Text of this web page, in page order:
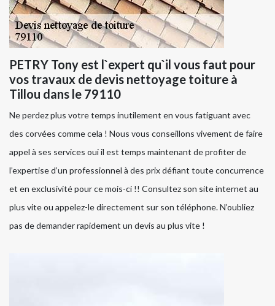
PETRY Tony est l`expert qu`il vous faut pour
vos travaux de devis nettoyage toiture à
Tillou dans le 79110
Ne perdez plus votre temps inutilement en vous fatiguant avec
des corvées comme cela ! Nous vous conseillons vivement de faire
appel à ses services oui il est temps maintenant de profiter de
l’expertise d’un professionnel à des prix défiant toute concurrence
et en exclusivité pour ce mois-ci !! Consultez son site internet au
plus vite ou appelez-le directement sur son téléphone. N’oubliez
pas de demander rapidement un devis au plus vite !